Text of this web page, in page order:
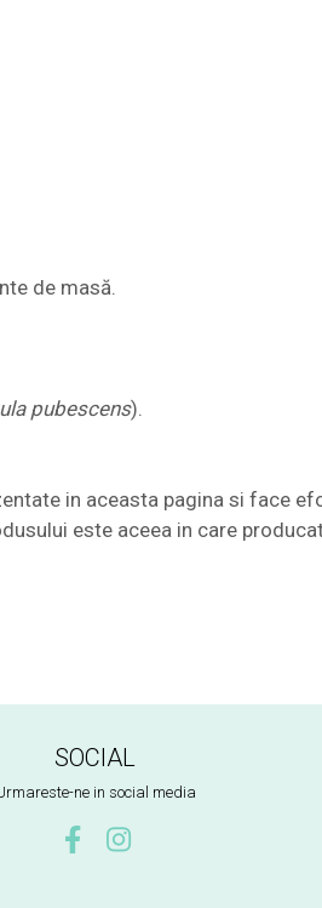
de masă.
pubescens).
in aceasta pagina si face
este aceea in care
SOCIAL
ne in social media